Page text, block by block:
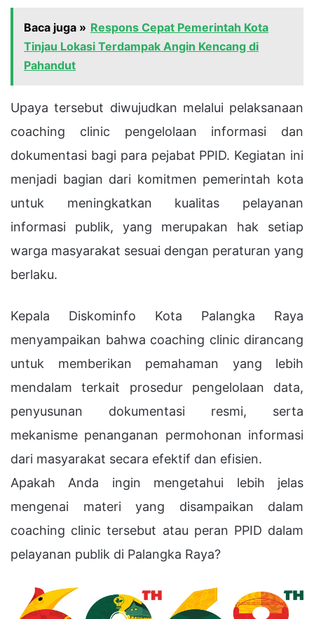
Baca juga » Respons Cepat Pemerintah Kota
Tinjau Lokasi Terdampak Angin Kencang di
Pahandut
Upaya tersebut diwujudkan melalui pelaksanaan
coaching clinic pengelolaan informasi dan
dokumentasi bagi para pejabat PPID. Kegiatan ini
menjadi bagian dari komitmen pemerintah kota
untuk meningkatkan kualitas pelayanan
informasi publik, yang merupakan hak setiap
warga masyarakat sesuai dengan peraturan yang
berlaku.
Kepala Diskominfo Kota Palangka Raya
menyampaikan bahwa coaching clinic dirancang
untuk memberikan pemahaman yang lebih
mendalam terkait prosedur pengelolaan data,
penyusunan dokumentasi resmi, serta
mekanisme penanganan permohonan informasi
dari masyarakat secara efektif dan efisien.
Apakah Anda ingin mengetahui lebih jelas
mengenai materi yang disampaikan dalam
coaching clinic tersebut atau peran PPID dalam
pelayanan publik di Palangka Raya?